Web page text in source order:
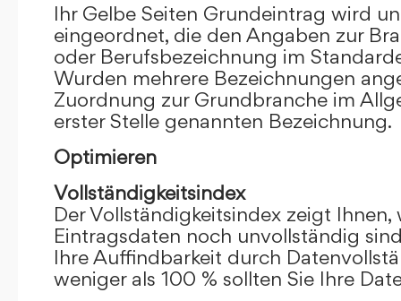
Ihr Gelbe Seiten Grundeintrag wird
eingeordnet, die den Angaben zur
oder Berufsbezeichnung im
Wurden mehrere Bezeichnungen
Zuordnung zur Grundbranche im
erster Stelle genannten Bezeichnung.
Optimieren
Vollständigkeitsindex
Der Vollständigkeitsindex zeigt
Eintragsdaten noch unvollständig
Ihre Auffindbarkeit durch
weniger als 100 % sollten Sie Ihre